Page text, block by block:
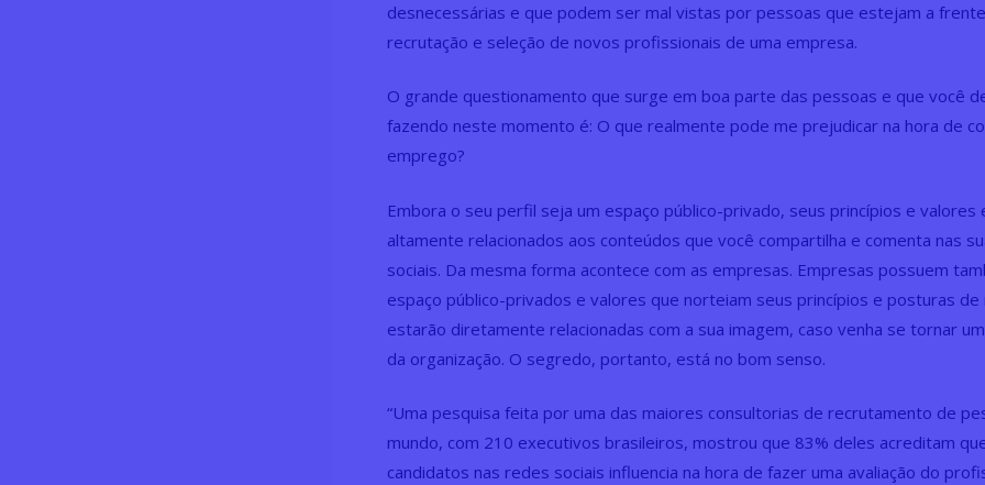
desnecessárias e que podem ser mal vistas por pessoas que estejam a
recrutação e seleção de novos profissionais de uma empresa.
O grande questionamento que surge em boa parte das pessoas e que você
fazendo neste momento é: O que realmente pode me prejudicar na hora de
emprego?
Embora o seu perfil seja um espaço público-privado, seus princípios e valores
altamente relacionados aos conteúdos que você compartilha e comenta nas
sociais. Da mesma forma acontece com as empresas. Empresas possuem
espaço público-privados e valores que norteiam seus princípios e posturas de
estarão diretamente relacionadas com a sua imagem, caso venha se tornar
da organização. O segredo, portanto, está no bom senso.
“Uma pesquisa feita por uma das maiores consultorias de recrutamento de
mundo, com 210 executivos brasileiros, mostrou que 83% deles acreditam
candidatos nas redes sociais influencia na hora de fazer uma avaliação do